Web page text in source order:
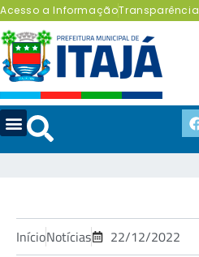
Acesso a InformaçãoTransparência
InícioNotícias 22/12/2022